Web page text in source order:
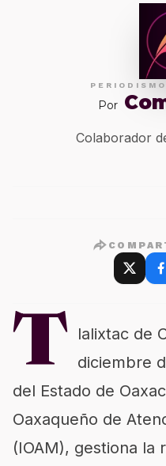
Por
Colaborador
T lalixtac de
diciembre
del Estado de
Oaxaqueño de
(IOAM), gestiona la